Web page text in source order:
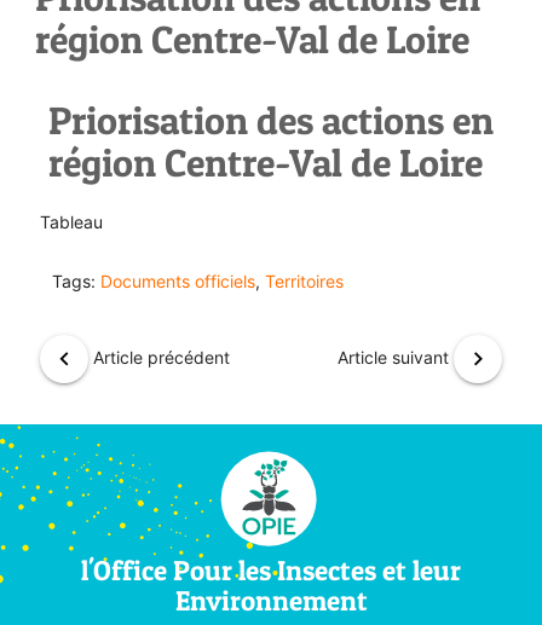
région Centre-Val de Loire
Priorisation des actions en
région Centre-Val de Loire
Tableau
Tags: Documents officiels,Territoires
chevron_left Article précédent Article suivant chevron_right
l'Office Pour les Insectes et leur
Environnement